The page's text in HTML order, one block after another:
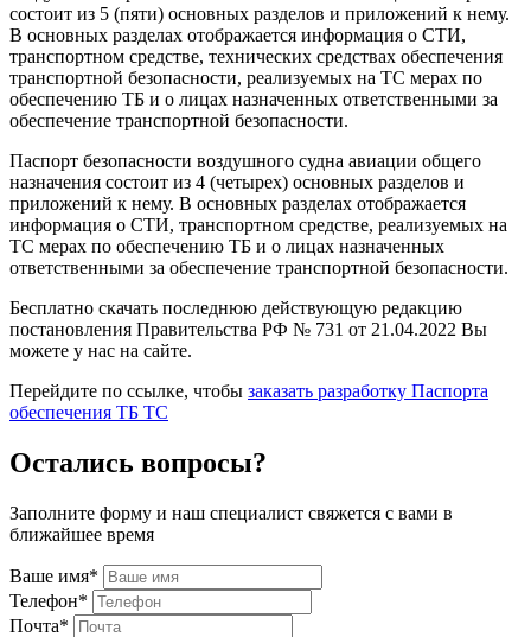
состоит из 5 (пяти) основных разделов и приложений к нему.
В основных разделах отображается информация о СТИ,
транспортном средстве, технических средствах обеспечения
транспортной безопасности, реализуемых на ТС мерах по
обеспечению ТБ и о лицах назначенных ответственными за
обеспечение транспортной безопасности.
Паспорт безопасности воздушного судна авиации общего
назначения состоит из 4 (четырех) основных разделов и
приложений к нему. В основных разделах отображается
информация о СТИ, транспортном средстве, реализуемых на
ТС мерах по обеспечению ТБ и о лицах назначенных
ответственными за обеспечение транспортной безопасности.
Бесплатно скачать последнюю действующую редакцию
постановления Правительства РФ № 731 от 21.04.2022 Вы
можете у нас на сайте.
Перейдите по ссылке, чтобы заказать разработку Паспорта
обеспечения ТБ ТС
Остались вопросы?
Заполните форму и наш специалист свяжется с вами в
ближайшее время
Ваше имя*
Телефон*
Почта*